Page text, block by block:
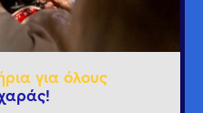
για όλους